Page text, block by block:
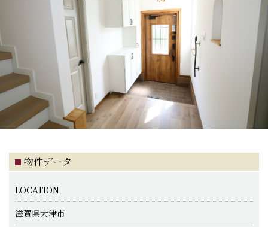
物件データ
LOCATION
滋賀県大津市